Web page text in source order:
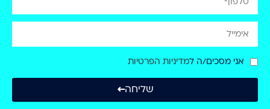
אני מסכים/ה למדיניות הפרטיות
שליחה